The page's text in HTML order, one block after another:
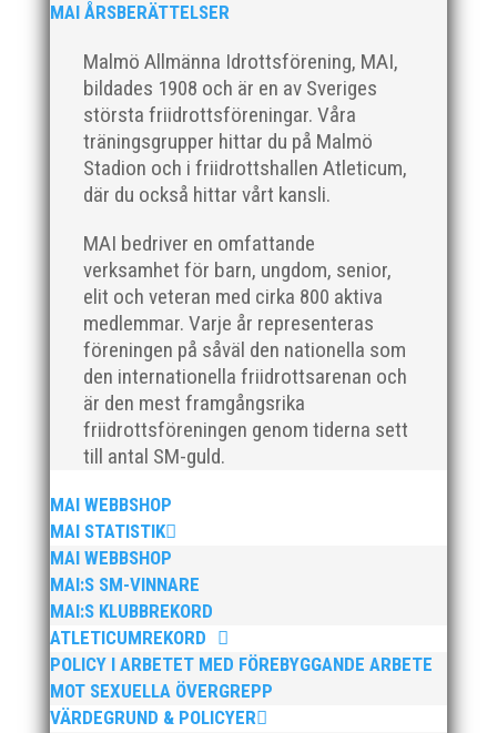
MAI ÅRSBERÄTTELSER
Malmö Allmänna Idrottsförening, MAI,
bildades 1908 och är en av Sveriges
största friidrottsföreningar. Våra
träningsgrupper hittar du på Malmö
Stadion och i friidrottshallen Atleticum,
där du också hittar vårt kansli.
MAI bedriver en omfattande
verksamhet för barn, ungdom, senior,
elit och veteran med cirka 800 aktiva
medlemmar. Varje år representeras
föreningen på såväl den nationella som
den internationella friidrottsarenan och
är den mest framgångsrika
friidrottsföreningen genom tiderna sett
till antal SM-guld.
MAI WEBBSHOP
MAI STATISTIK
MAI WEBBSHOP
MAI:S SM-VINNARE
MAI:S KLUBBREKORD
ATLETICUMREKORD
POLICY I ARBETET MED FÖREBYGGANDE ARBETE
MOT SEXUELLA ÖVERGREPP
VÄRDEGRUND & POLICYER
För mig har Lasse betytt oerhört mycket på flera
plan. På 80- och 90-talet, då jag själv var aktiv, var
han för mig en handlingskraftig ledare som alltid var
på plats och igång med en mängd olika projekt. Med
sin parhäst och nära vän, Bengt Bendéus,...
Nu är hösten här och för oss MAI:re betyder det olika
organisationen. Här kommer en liten sammanfattning
från mig som ordförande i vår anrika förening om hur
jag uppfattar läget i våra olika verksamhetsben.
BroloppetAtt...